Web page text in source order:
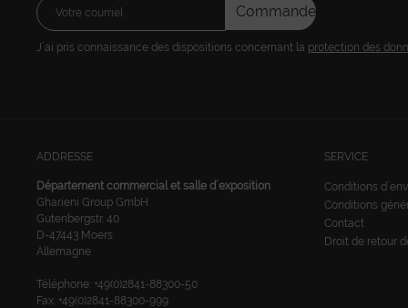
Commandez
J´ai pris connaissance des dispositions concernant la protection des
ADDRESSE
Département commercial et salle d´exposition
Gharieni Group GmbH
Gutenbergstr. 40
D-47443 Moers
Allemagne
Téléphone: +49(0)2841-88300-50
Fax: +49(0)2841-88300-999
SERVICE
Conditions
Conditions
Contact
Droit de retour